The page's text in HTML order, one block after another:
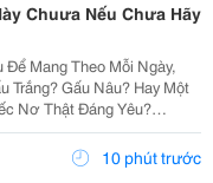
Chuưa Nếu Chưa Hãy
Mang Theo Mỗi Ngày,
Nơ Thật Đáng Yêu?
Bông Không Chỉ Là Phụ
Cách Để Bạn Thêm Chút
10 phút trước